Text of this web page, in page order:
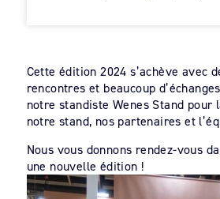
Cette édition 2024 s’achève avec
rencontres et beaucoup
notre standiste Wenes Stand pour
notre stand, nos partenaires et
Nous vous donnons rendez-vous
une nouvelle édition !